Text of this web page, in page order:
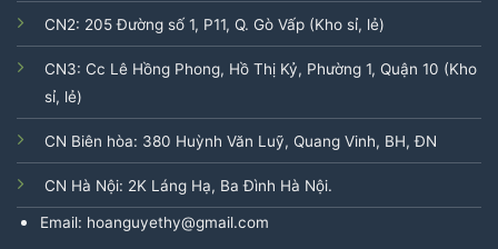
CN2: 205 Đường số 1, P11, Q. Gò Vấp (Kho sỉ, lẻ)
CN3: Cc Lê Hồng Phong, Hồ Thị Kỷ, Phường 1, Quận 10 (Kho
sỉ, lẻ)
CN Biên hòa: 380 Huỳnh Văn Luỹ, Quang Vinh, BH, ĐN
CN Hà Nội: 2K Láng Hạ, Ba Đình Hà Nội.
Email: hoanguyethy@gmail.com